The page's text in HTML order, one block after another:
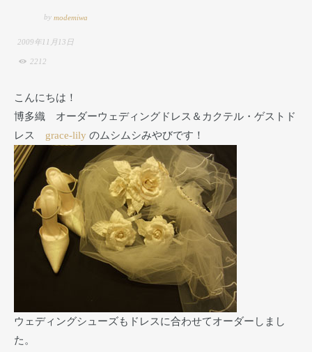
by modemiwa
2009年11月13日
2212
こんにちは！
博多織 オーダーウェディングドレス＆カクテル・ゲストド
レス grace-lily のムシムシみやびです！
ウェディングシューズもドレスに合わせてオーダーしまし
た。